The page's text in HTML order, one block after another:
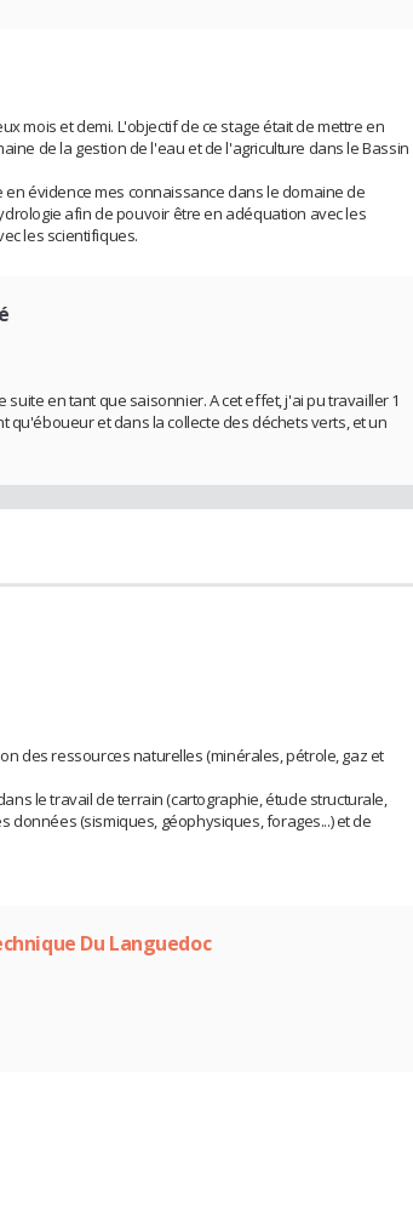
mois et demi. L'objectif de ce stage était de mettre en
de la gestion de l'eau et de l'agriculture dans le Bassin
évidence mes connaissance dans le domaine de
afin de pouvoir être en adéquation avec les
les scientifiques.
en tant que saisonnier. A cet effet, j'ai pu travailler 1
qu'éboueur et dans la collecte des déchets verts, et un
des ressources naturelles (minérales, pétrole, gaz et
le travail de terrain (cartographie, étude structurale,
données (sismiques, géophysiques, forages...) et de
Du Languedoc